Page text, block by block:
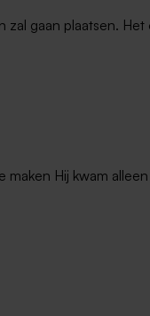
gaan plaatsen.
Hij kwam